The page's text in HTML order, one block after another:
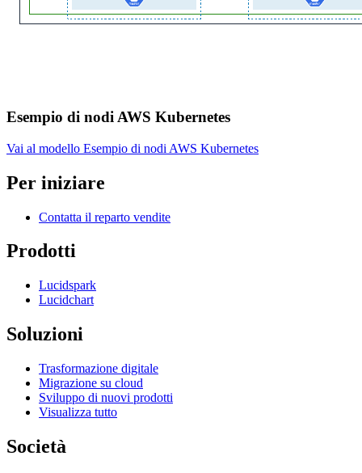
Esempio di nodi AWS Kubernetes
Vai al modello Esempio di nodi AWS Kubernetes
Per iniziare
Contatta il reparto vendite
Prodotti
Lucidspark
Lucidchart
Soluzioni
Trasformazione digitale
Migrazione su cloud
Sviluppo di nuovi prodotti
Visualizza tutto
Società